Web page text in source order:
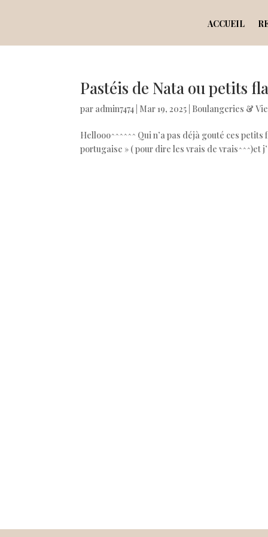
ACCUEIL
Pastéis de Nata ou petits
par admin7474 Mar 19, 2025 Boulangeries &
Hellooo^^^^^^ Qui n’a pas déjà gouté ces
portugaise » ( pour dire les vrais de vrais^^^)et